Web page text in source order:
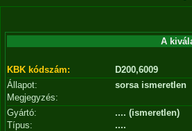
A
KBK kódszám:
D200,6009
Állapot:
sorsa ismeretlen
Megjegyzés:
Gyártó:
.... (ismeretlen)
Típus:
....